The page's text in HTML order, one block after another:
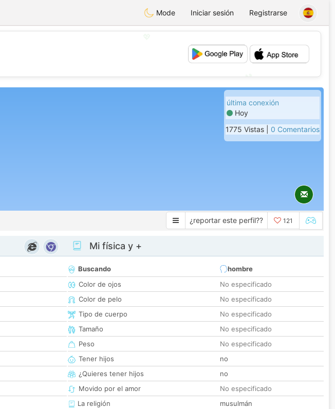
Mode Iniciar sesión Registrarse
💕
última conexión
Hoy
1775 Vistas | 0 Comentarios
¿reportar este perfil?? 121
Mi física y +
Buscando
hombre
Color de ojos
No especificado
Color de pelo
No especificado
Tipo de cuerpo
No especificado
Tamaño
No especificado
Peso
No especificado
Tener hijos
no
¿Quieres tener hijos
no
Movido por el amor
No especificado
La religión
musulmán